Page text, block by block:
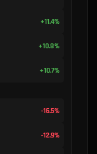
+11.4%
+10.8%
+10.7%
-16.5%
-12.9%